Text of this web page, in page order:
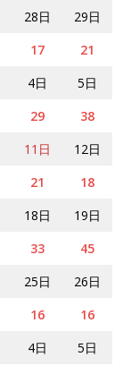
28日
29日
17
21
4日
5日
29
38
11日
12日
21
18
18日
19日
33
45
25日
26日
16
16
4日
5日